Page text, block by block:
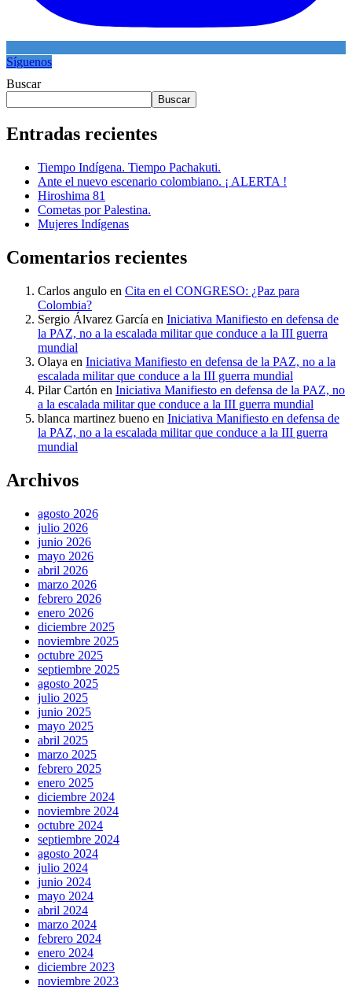
Síguenos
Buscar
Buscar
Entradas recientes
Tiempo Indígena. Tiempo Pachakuti.
Ante el nuevo escenario colombiano. ¡ ALERTA !
Hiroshima 81
Cometas por Palestina.
Mujeres Indígenas
Comentarios recientes
Carlos angulo en Cita en el CONGRESO: ¿Paz para
Colombia?
Sergio Álvarez García en Iniciativa Manifiesto en defensa de
la PAZ, no a la escalada militar que conduce a la III guerra
mundial
Olaya en Iniciativa Manifiesto en defensa de la PAZ, no a la
escalada militar que conduce a la III guerra mundial
Pilar Cartón en Iniciativa Manifiesto en defensa de la PAZ, no
a la escalada militar que conduce a la III guerra mundial
blanca martinez bueno en Iniciativa Manifiesto en defensa de
la PAZ, no a la escalada militar que conduce a la III guerra
mundial
Archivos
agosto 2026
julio 2026
junio 2026
mayo 2026
abril 2026
marzo 2026
febrero 2026
enero 2026
diciembre 2025
noviembre 2025
octubre 2025
septiembre 2025
agosto 2025
julio 2025
junio 2025
mayo 2025
abril 2025
marzo 2025
febrero 2025
enero 2025
diciembre 2024
noviembre 2024
octubre 2024
septiembre 2024
agosto 2024
julio 2024
junio 2024
mayo 2024
abril 2024
marzo 2024
febrero 2024
enero 2024
diciembre 2023
noviembre 2023